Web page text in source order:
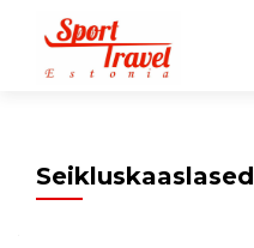
Seikluskaaslased